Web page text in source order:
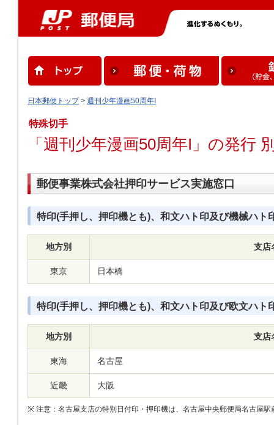
日本郵便トップ> 週刊少年漫画50周年I
特殊切手
「週刊少年漫画50周年I」の発行
郵便事業株式会社押印サービス実施窓口
特印(手押し、押印機とも)、和文ハト印及び機械ハト
地方別 支店
東京 日本橋
特印(手押し、押印機とも)、和文ハト印及び欧文ハト
地方別 支店
東海 名古屋
近畿 大阪
注意：名古屋支店の特別日付印・押印機は、名古屋中央郵便局名古屋